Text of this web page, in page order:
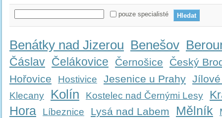
pouze specialisté
Benátky nad Jizerou Benešov
Čáslav Čelákovice Černošice
Český
Hořovice
Hostivice Jesenice u Prahy
Klecany Kolín Kostelec nad Černými Lesy
Hora Líbeznice Lysá nad Labem Mělník